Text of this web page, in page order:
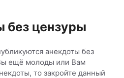
без цензуры
анекдоты без
ещё молоды или Вам
то закройте данный